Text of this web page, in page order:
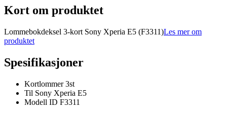
Kort om produktet
Lommebokdeksel 3-kort Sony Xperia E5 (F3311)Les mer om
produktet
Spesifikasjoner
Kortlommer 3st
Til Sony Xperia E5
Modell ID F3311